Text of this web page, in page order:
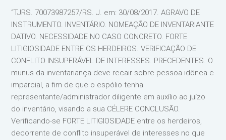
“TJRS. 70073987257/RS. J. em: 30/08/2017. AGRAVO DE
INSTRUMENTO. INVENTÁRIO. NOMEAÇÃO DE INVENTARIANTE
DATIVO. NECESSIDADE NO CASO CONCRETO. FORTE
LITIGIOSIDADE ENTRE OS HERDEIROS. VERIFICAÇÃO DE
CONFLITO INSUPERÁVEL DE INTERESSES. PRECEDENTES. O
munus da inventariança deve recair sobre pessoa idônea e
imparcial, a fim de que o espólio tenha
representante/administrador diligente em auxílio ao juízo
do inventário, visando a sua CÉLERE CONCLUSÃO.
Verificando-se FORTE LITIGIOSIDADE entre os herdeiros,
decorrente de conflito insuperável de interesses no que